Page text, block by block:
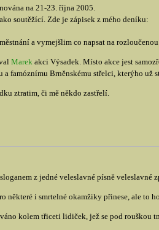
na 21-23. října 2005.
soutěžící. Zde je zápisek z mého deníku:
a vymejšlim co napsat na
Marekakci Výsadek. Místo akce jest
a famóznímu Brněnskému střelci, kterýho už
ztratim, či mě někdo zastřelí.
z jedné veleslavné písně
některé i smrtelné okamžiky přinese, ale to
kolem třiceti lidiček, jež se pod rouškou